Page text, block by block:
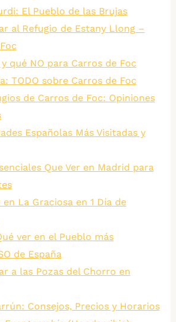
El Pueblo de las Brujas
al Refugio de Estany Llong –
qué NO para Carros de Foc
TODO sobre Carros de Foc
de Carros de Foc: Opiniones
Españolas Más Visitadas y
Que Ver en Madrid para
en La Graciosa en 1 Día de
ver en el Pueblo más
de España
a las Pozas del Chorro en
Consejos, Precios y Horarios